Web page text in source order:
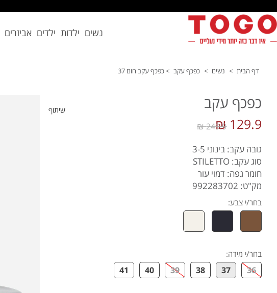
נשים ילדות ילדים אביזרים
דף הבית > נשים > כפכף עקב >כפכף עקב חום 37
שיתוף כפכף עקב
129.9 ₪
249.9 ₪
גובה עקב: בינוני 3-5
סוג עקב: STILETTO
חומר גפה: דמוי עור
מק"ט: 992283702
בחר/י צבע:
בחר/י מידה:
36
37
38
39
40
41